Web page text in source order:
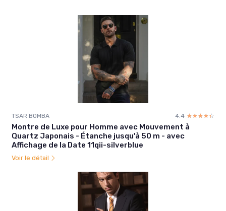
TSAR BOMBA 4.4 ☆☆☆☆☆
★★★★★
Montre de Luxe pour Homme avec Mouvement à
Quartz Japonais - Étanche jusqu'à 50 m - avec
Affichage de la Date 11qii-silverblue
Voir le détail